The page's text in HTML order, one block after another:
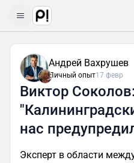
Андрей Вахрушев
Личный опыт17 февр
Виктор Соколов:
нас
Эксперт в области